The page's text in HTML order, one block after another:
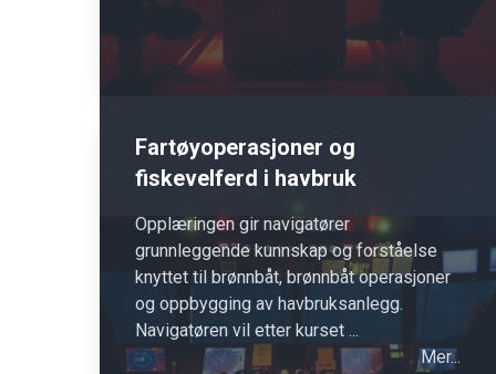
Fartøyoperasjoner og
fiskevelferd i havbruk
Opplæringen gir navigatører
grunnleggende kunnskap og forståelse
knyttet til brønnbåt, brønnbåt operasjoner
og oppbygging av havbruksanlegg.
Navigatøren vil etter kurset ...
Mer...